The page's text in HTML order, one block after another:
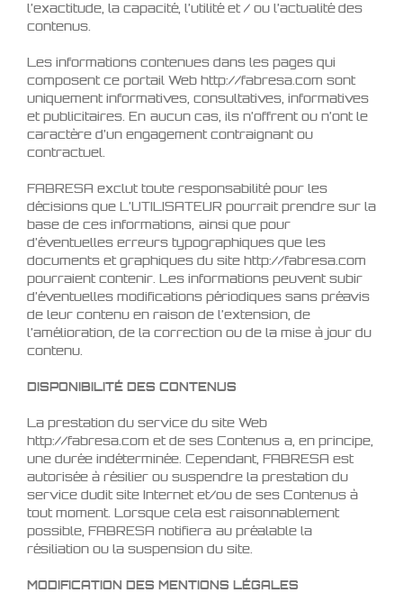
l’exactitude, la capacité, l’utilité et / ou l’actualité des
contenus.
Les informations contenues dans les pages qui
composent ce portail Web http://fabresa.com sont
uniquement informatives, consultatives, informatives
et publicitaires. En aucun cas, ils n’offrent ou n’ont le
caractère d’un engagement contraignant ou
contractuel.
FABRESA exclut toute responsabilité pour les
décisions que L’UTILISATEUR pourrait prendre sur la
base de ces informations, ainsi que pour
d’éventuelles erreurs typographiques que les
documents et graphiques du site http://fabresa.com
pourraient contenir. Les informations peuvent subir
d’éventuelles modifications périodiques sans préavis
de leur contenu en raison de l’extension, de
l’amélioration, de la correction ou de la mise à jour du
contenu.
DISPONIBILITÉ DES CONTENUS
La prestation du service du site Web
http://fabresa.com et de ses Contenus a, en principe,
une durée indéterminée. Cependant, FABRESA est
autorisée à résilier ou suspendre la prestation du
service dudit site Internet et/ou de ses Contenus à
tout moment. Lorsque cela est raisonnablement
possible, FABRESA notifiera au préalable la
résiliation ou la suspension du site.
MODIFICATION DES MENTIONS LÉGALES